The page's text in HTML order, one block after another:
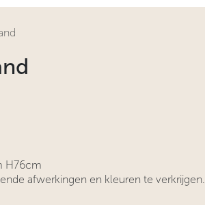
H76cm
afwerkingen en kleuren te verkrijgen.